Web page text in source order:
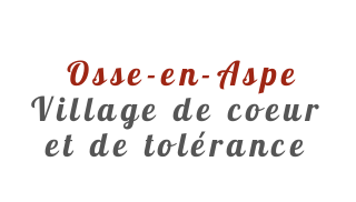
Osse-en-Aspe
Village de coeur
et de tolérance